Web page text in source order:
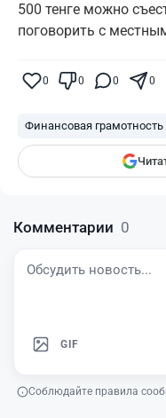
500 тенге можно
поговорить с
0 0 0 0
Финансовая грамотность
Комментарии 0
GIF
Соблюдайте правила